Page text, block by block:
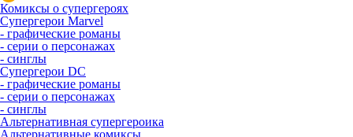
Комиксы о супергероях
Супергерои Marvel
- графические романы
- серии о персонажах
- синглы
Супергерои DC
- графические романы
- серии о персонажах
- синглы
Альтернативная супергероика
Альтернативные комиксы